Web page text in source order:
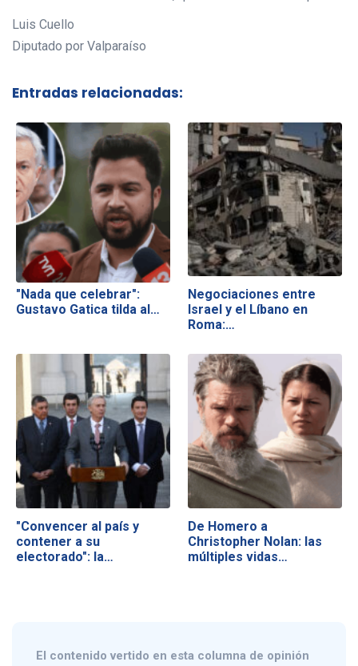
Luis Cuello
Diputado por Valparaíso
Entradas relacionadas:
"Nada que celebrar":
Gustavo Gatica tilda al…
Negociaciones entre
Israel y el Líbano en
Roma:…
"Convencer al país y
contener a su
electorado": la…
De Homero a
Christopher Nolan: las
múltiples vidas…
El contenido vertido en esta columna de opinión